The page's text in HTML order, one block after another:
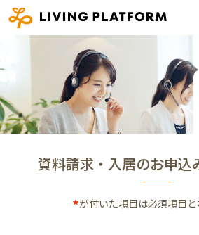
資料請求・入居のお申込
★が付いた項目は必須項目と